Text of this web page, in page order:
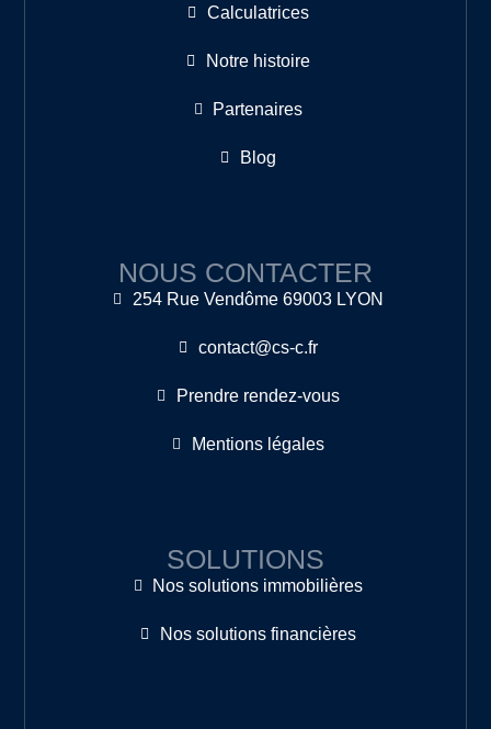
Calculatrices
Notre histoire
Partenaires
Blog
NOUS CONTACTER
254 Rue Vendôme 69003 LYON
contact@cs-c.fr
Prendre rendez-vous
Mentions légales
SOLUTIONS
Nos solutions immobilières
Nos solutions financières